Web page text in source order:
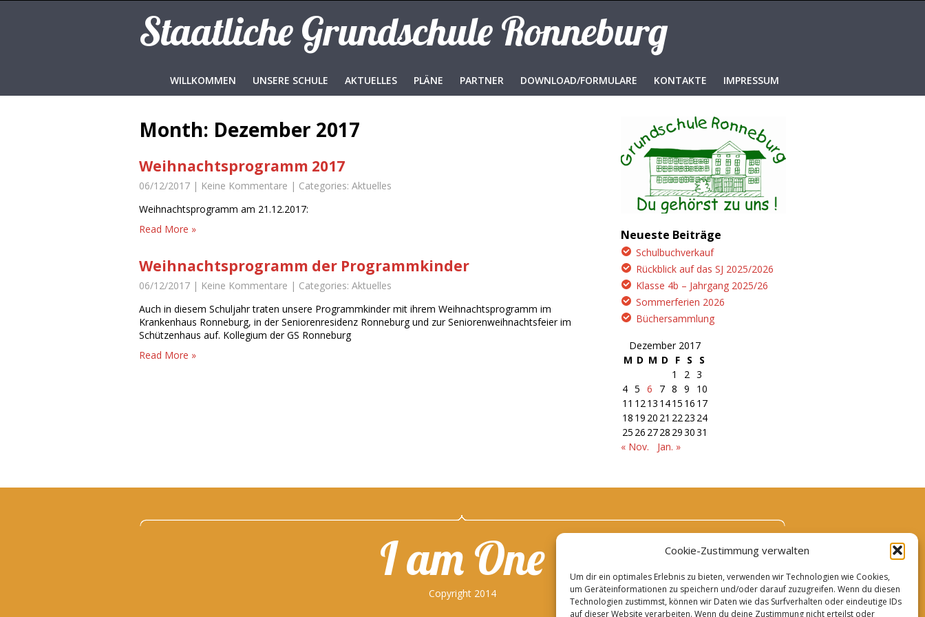
Cookie-Zustimmung verwalten
Um dir ein optimales Erlebnis zu bieten, verwenden wir Technologien wie Cookies,
um Geräteinformationen zu speichern und/oder darauf zuzugreifen. Wenn du diesen
Technologien zustimmst, können wir Daten wie das Surfverhalten oder eindeutige IDs
auf dieser Website verarbeiten. Wenn du deine Zustimmung nicht erteilst oder
Staatliche Grundschule Ronneburg
WILLKOMMEN UNSERE SCHULE AKTUELLES PLÄNE PARTNER DOWNLOAD/FORMULARE KONTAKTE IMPRESSUM
Month: Dezember 2017
Weihnachtsprogramm 2017
06/12/2017 | Keine Kommentare | Categories: Aktuelles
Weihnachtsprogramm am 21.12.2017:
Read More »
Weihnachtsprogramm der Programmkinder
06/12/2017 | Keine Kommentare | Categories: Aktuelles
Auch in diesem Schuljahr traten unsere Programmkinder mit ihrem Weihnachtsprogramm im
Krankenhaus Ronneburg, in der Seniorenresidenz Ronneburg und zur Seniorenweihnachtsfeier im
Schützenhaus auf. Kollegium der GS Ronneburg
Read More »
Neueste Beiträge
Schulbuchverkauf
Rückblick auf das SJ 2025/2026
Klasse 4b – Jahrgang 2025/26
Sommerferien 2026
Büchersammlung
Dezember 2017
M D M D F S
S
1
2 3
4 5 6 7 8 9
10
11 1213 1415 16 17
18 19 20 21 2223 24
25 26 2728 293031
« Nov.
Jan. »
I am One
Copyright 2014